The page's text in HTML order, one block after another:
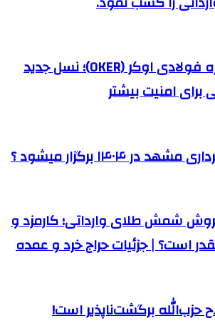
معرفی کرکره فولادی اوکر (OKER)؛ نسل جدید
امنیت بیشتر
در ۱۴۰۴ برگزار میشود ؟
شمش طلای وارداتی؛ کارمزد و
است؟ | جزئیات حراج خرد و عمده
حزب‌الله برگشت‌ناپذیر است!